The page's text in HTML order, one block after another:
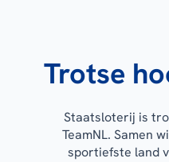
Trotse
Staatsloterij is
TeamNL. Samen
sportiefste land